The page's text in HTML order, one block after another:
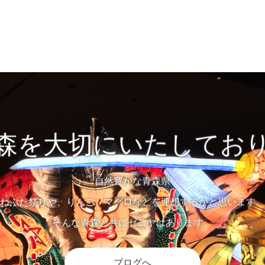
を大切にいたしてお
自然豊かな青森県
ねぶた祭りや、りんご、マグロなどを連想するかと思います。
そんな青森と共にゼニヤはあります。